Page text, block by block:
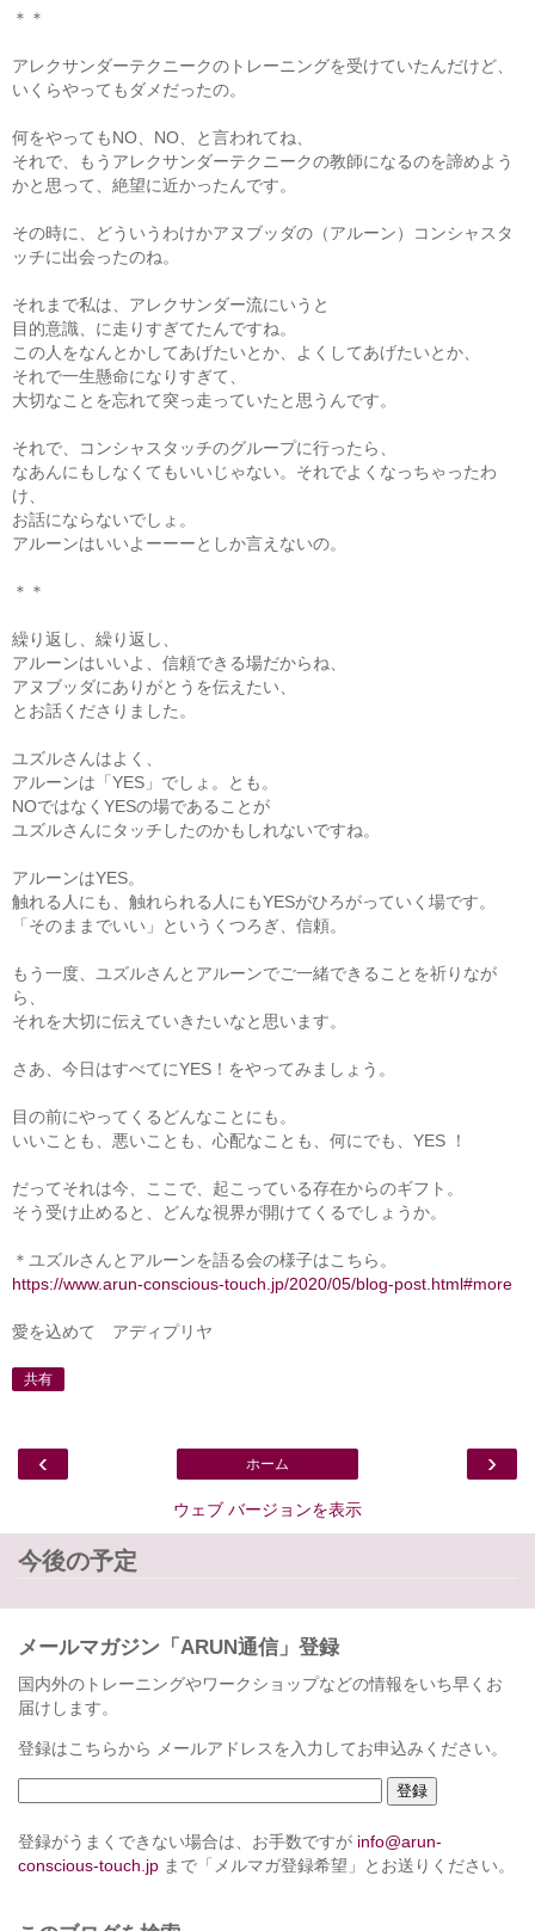
＊＊
アレクサンダーテクニークのトレーニングを受けていたんだけど、
いくらやってもダメだったの。
何をやってもNO、NO、と言われてね、
それで、もうアレクサンダーテクニークの教師になるのを諦めよう
かと思って、絶望に近かったんです。
その時に、どういうわけかアヌブッダの（アルーン）コンシャスタ
ッチに出会ったのね。
それまで私は、アレクサンダー流にいうと
目的意識、に走りすぎてたんですね。
この人をなんとかしてあげたいとか、よくしてあげたいとか、
それで一生懸命になりすぎて、
大切なことを忘れて突っ走っていたと思うんです。
それで、コンシャスタッチのグループに行ったら、
なあんにもしなくてもいいじゃない。それでよくなっちゃったわ
け、
お話にならないでしょ。
アルーンはいいよーーーとしか言えないの。
＊＊
繰り返し、繰り返し、
アルーンはいいよ、信頼できる場だからね、
アヌブッダにありがとうを伝えたい、
とお話くださりました。
ユズルさんはよく、
アルーンは「YES」でしょ。とも。
NOではなくYESの場であることが
ユズルさんにタッチしたのかもしれないですね。
アルーンはYES。
触れる人にも、触れられる人にもYESがひろがっていく場です。
「そのままでいい」というくつろぎ、信頼。
もう一度、ユズルさんとアルーンでご一緒できることを祈りなが
ら、
それを大切に伝えていきたいなと思います。
さあ、今日はすべてにYES！をやってみましょう。
目の前にやってくるどんなことにも。
いいことも、悪いことも、心配なことも、何にでも、YES ！
だってそれは今、ここで、起こっている存在からのギフト。
そう受け止めると、どんな視界が開けてくるでしょうか。
＊ユズルさんとアルーンを語る会の様子はこちら。
https://www.arun-conscious-touch.jp/2020/05/blog-post.html#more
愛を込めて アディプリヤ
共有
‹ ›
ホーム
ウェブ バージョンを表示
今後の予定
メールマガジン「ARUN通信」登録
国内外のトレーニングやワークショップなどの情報をいち早くお
届けします。
登録はこちらから メールアドレスを入力してお申込みください。
登録がうまくできない場合は、お手数ですが info@arun-
conscious-touch.jp まで「メルマガ登録希望」とお送りください。